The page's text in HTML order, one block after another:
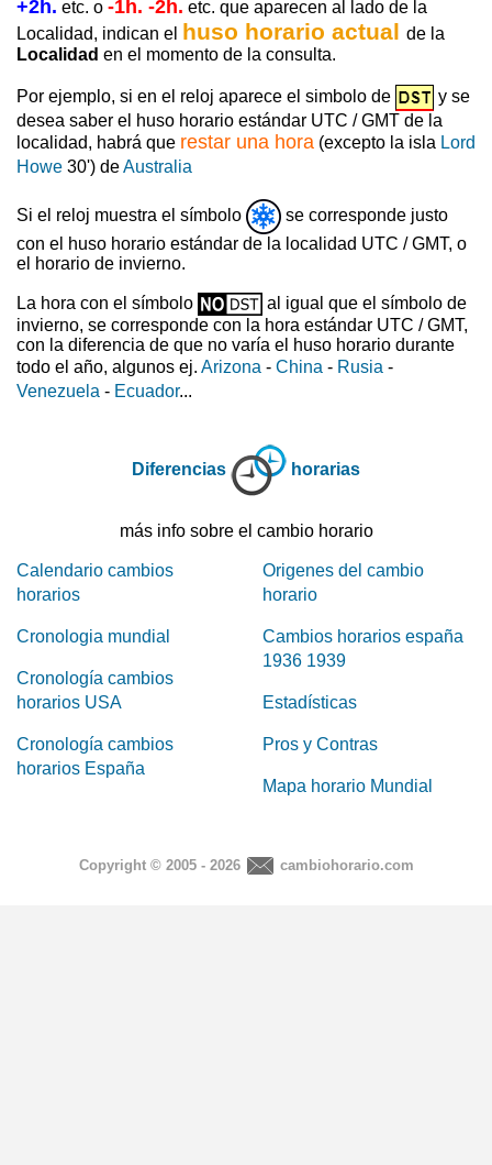
+2h. etc. o -1h. -2h. etc. que aparecen al lado de la
Localidad, indican el huso horario actual de la
Localidad en el momento de la consulta.
Por ejemplo, si en el reloj aparece el simbolo de
y se
desea saber el huso horario estándar UTC / GMT de la
localidad, habrá que restar una hora (excepto la isla Lord
Howe 30') deAustralia
Si el reloj muestra el símbolo
se corresponde justo
con el huso horario estándar de la localidad UTC / GMT, o
el horario de invierno.
La hora con el símbolo
al igual que el símbolo de
invierno, se corresponde con la hora estándar UTC / GMT,
con la diferencia de que no varía el huso horario durante
todo el año, algunos ej. Arizona - China - Rusia -
Venezuela - Ecuador...
Diferencias horarias
más info sobre el cambio horario
Calendario cambios
horarios
Cronologia mundial
Cronología cambios
horarios USA
Cronología cambios
horarios España
Origenes del cambio
horario
Cambios horarios españa
1936 1939
Estadísticas
Pros y Contras
Mapa horario Mundial
Copyright © 2005 - 2026 cambiohorario.com